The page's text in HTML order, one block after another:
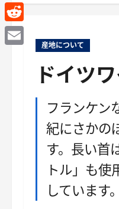
産地について
ドイツ
フランケン
紀にさかの
す。長い首
トル」も
しています。
Facebook
Reddit